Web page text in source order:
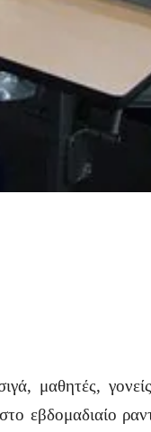
μαθητές, γονείς
εβδομαδιαίο